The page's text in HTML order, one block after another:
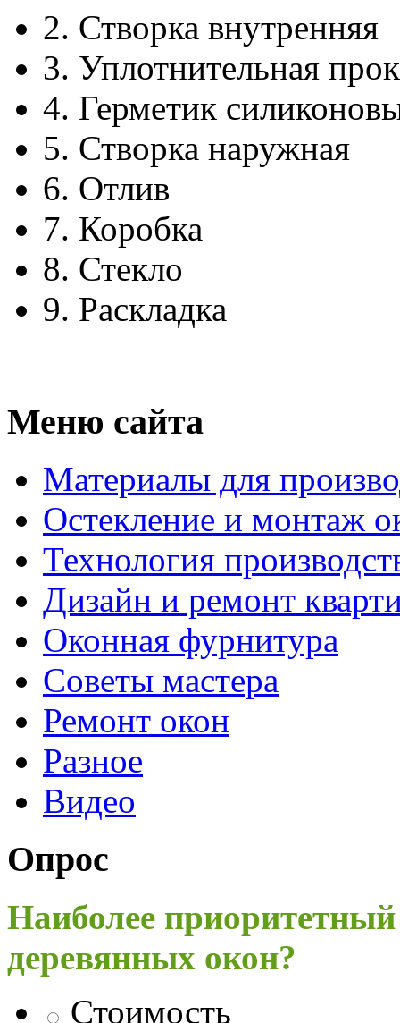
2. Створка внутренняя
3. Уплотнительная
4. Герметик
5. Створка наружная
6. Отлив
7. Коробка
8. Стекло
9. Раскладка
Меню сайта
Материалы для
Остекление и монтаж
Технология
Дизайн и ремонт
Оконная фурнитура
Советы мастера
Ремонт окон
Разное
Видео
Опрос
Наиболее
деревянных окон?
Стоимость